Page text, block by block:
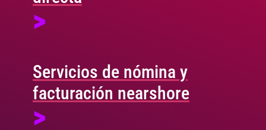
>
Servicios de nómina y
facturación nearshore
>